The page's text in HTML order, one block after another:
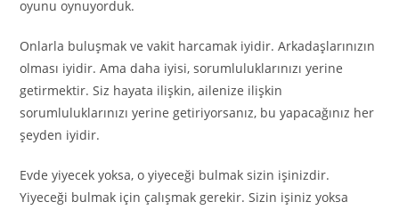
oyunu oynuyorduk.
Onlarla buluşmak ve vakit harcamak iyidir. Arkadaşlarınızın
olması iyidir. Ama daha iyisi, sorumluluklarınızı yerine
getirmektir. Siz hayata ilişkin, ailenize ilişkin
sorumluluklarınızı yerine getiriyorsanız, bu yapacağınız her
şeyden iyidir.
Evde yiyecek yoksa, o yiyeceği bulmak sizin işinizdir.
Yiyeceği bulmak için çalışmak gerekir. Sizin işiniz yoksa